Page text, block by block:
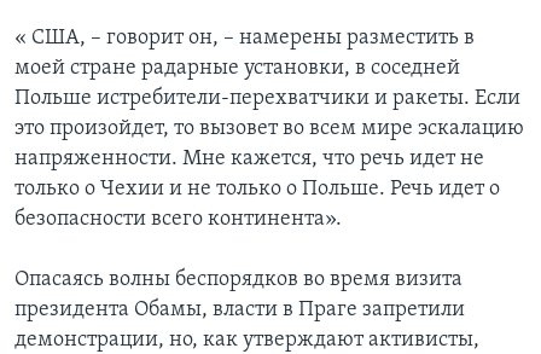
« США, – говорит он, – намерены разместить в
моей стране радарные установки, в соседней
Польше истребители-перехватчики и ракеты. Если
это произойдет, то вызовет во всем мире эскалацию
напряженности. Мне кажется, что речь идет не
только о Чехии и не только о Польше. Речь идет о
безопасности всего континента».
Опасаясь волны беспорядков во время визита
президента Обамы, власти в Праге запретили
демонстрации, но, как утверждают активисты,